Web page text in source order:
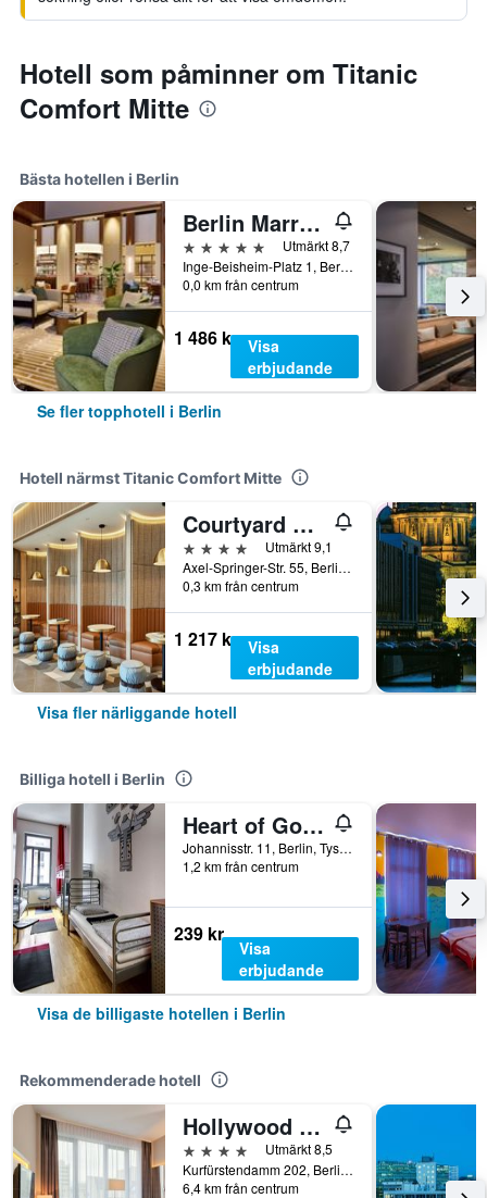
Hotell som påminner om Titanic
Comfort Mitte
Bästa hotellen i Berlin
Berlin Marriott Hotel
5 stjärnor
Utmärkt 8,7
Inge-Beisheim-Platz 1, Berlin, Tyskland
0,0 km från centrum
1 486 kr Visa
erbjudande
Se fler topphotell i Berlin
Hotell närmst Titanic Comfort Mitte
Courtyard by Marriott Berlin City Center
4 stjärnor
Utmärkt 9,1
Axel-Springer-Str. 55, Berlin, Tyskland
0,3 km från centrum
1 217 kr Visa
erbjudande
Visa fler närliggande hotell
Billiga hotell i Berlin
Heart of Gold Hostel & Capsules Berlin
Johannisstr. 11, Berlin, Tyskland
1,2 km från centrum
239 kr
Visa
erbjudande
Visa de billigaste hotellen i Berlin
Rekommenderade hotell
Hollywood Media Hotel
4 stjärnor
Utmärkt 8,5
Kurfürstendamm 202, Berlin, Tyskland
6,4 km från centrum